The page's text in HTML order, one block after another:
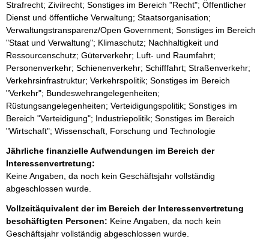
Strafrecht; Zivilrecht; Sonstiges im Bereich "Recht"; Öffentlicher
Dienst und öffentliche Verwaltung; Staatsorganisation;
Verwaltungstransparenz/Open Government; Sonstiges im Bereich
"Staat und Verwaltung"; Klimaschutz; Nachhaltigkeit und
Ressourcenschutz; Güterverkehr; Luft- und Raumfahrt;
Personenverkehr; Schienenverkehr; Schifffahrt; Straßenverkehr;
Verkehrsinfrastruktur; Verkehrspolitik; Sonstiges im Bereich
"Verkehr"; Bundeswehrangelegenheiten;
Rüstungsangelegenheiten; Verteidigungspolitik; Sonstiges im
Bereich "Verteidigung"; Industriepolitik; Sonstiges im Bereich
"Wirtschaft"; Wissenschaft, Forschung und Technologie
Jährliche finanzielle Aufwendungen im Bereich der
Interessenvertretung:
Keine Angaben, da noch kein Geschäftsjahr vollständig
abgeschlossen wurde.
Vollzeitäquivalent der im Bereich der Interessenvertretung
beschäftigten Personen: Keine Angaben, da noch kein
Geschäftsjahr vollständig abgeschlossen wurde.